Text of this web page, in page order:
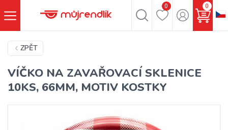
0 0
ZPĚT
VÍČKO NA ZAVAŘOVACÍ SKLENICE
10KS, 66MM, MOTIV KOSTKY